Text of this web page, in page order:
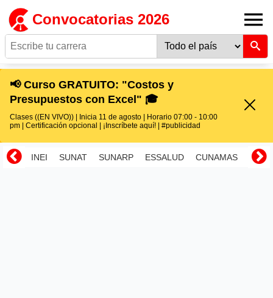
Convocatorias 2026
📢 Curso GRATUITO: "Costos y
Presupuestos con Excel" 🎓
Clases ((EN VIVO)) | Inicia 11 de agosto | Horario 07:00 - 10:00
pm | Certificación opcional | ¡Inscríbete aquí! | #publicidad
INEI SUNAT SUNARP ESSALUD CUNAMAS